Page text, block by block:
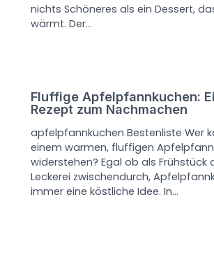
nichts Schöneres als ein Dessert,
wärmt. Der…
Fluffige Apfelpfannkuchen:
Rezept zum Nachmachen
apfelpfannkuchen Bestenliste Wer
einem warmen, fluffigen
widerstehen? Egal ob als Frühstück
Leckerei zwischendurch,
immer eine köstliche Idee. In…